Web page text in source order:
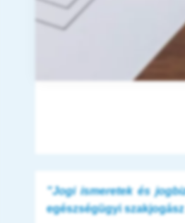
"Jogi ismeretek és
egészségügyi